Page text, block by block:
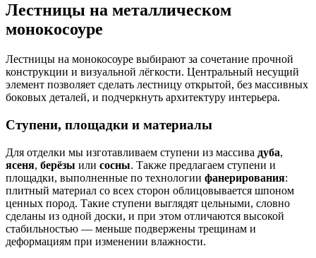
Лестницы на металлическом
монокосоуре
Лестницы на монокосоуре выбирают за сочетание прочной
конструкции и визуальной лёгкости. Центральный несущий
элемент позволяет сделать лестницу открытой, без массивных
боковых деталей, и подчеркнуть архитектуру интерьера.
Ступени, площадки и материалы
Для отделки мы изготавливаем ступени из массива дуба,
ясеня, берёзы или сосны. Также предлагаем ступени и
площадки, выполненные по технологии фанерирования:
плитный материал со всех сторон облицовывается шпоном
ценных пород. Такие ступени выглядят цельными, словно
сделаны из одной доски, и при этом отличаются высокой
стабильностью — меньше подвержены трещинам и
деформациям при изменении влажности.